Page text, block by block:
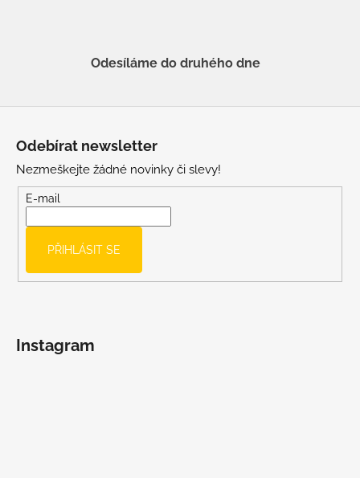
Odesíláme do druhého dne
Odebírat newsletter
Nezmeškejte žádné novinky či slevy!
E-mail
PŘIHLÁSIT SE
Instagram